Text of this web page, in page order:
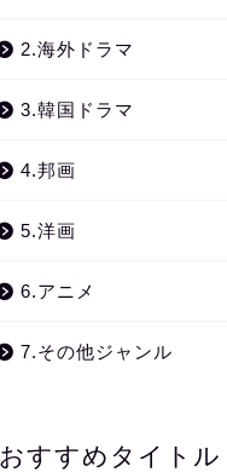
2.海外ドラマ
3.韓国ドラマ
4.邦画
5.洋画
6.アニメ
7.その他ジャンル
おすすめタイトル